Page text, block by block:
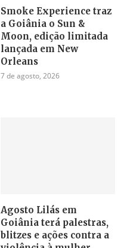
Smoke Experience traz
a Goiânia o Sun &
Moon, edição limitada
lançada em New
Orleans
7 de agosto, 2026
Agosto Lilás em
Goiânia terá palestras,
blitzes e ações contra a